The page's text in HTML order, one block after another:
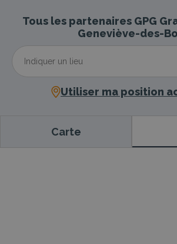
Tous les partenaires GPG
Geneviève-des-
Utiliser ma position
Carte